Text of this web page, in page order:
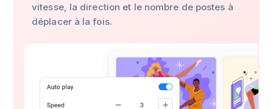
vitesse, la direction et le nombre de postes à
déplacer à la fois.